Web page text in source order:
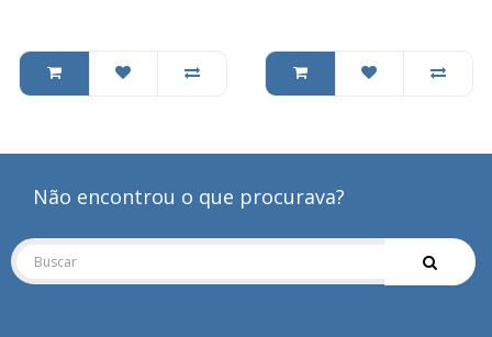
Não encontrou o que procurava?